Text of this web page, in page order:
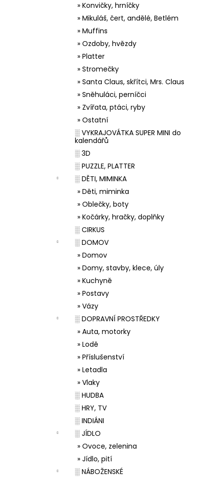
» Konvičky, hrníčky
» Mikuláš, čert, andělé, Betlém
» Muffins
» Ozdoby, hvězdy
» Platter
» Stromečky
» Santa Claus, skřítci, Mrs. Claus
» Sněhuláci, perníčci
» Zvířata, ptáci, ryby
» Ostatní
░ VYKRAJOVÁTKA SUPER MINI do
kalendářů
░ 3D
░ PUZZLE, PLATTER
░ DĚTI, MIMINKA
» Děti, miminka
» Oblečky, boty
» Kočárky, hračky, doplňky
░ CIRKUS
░ DOMOV
» Domov
» Domy, stavby, klece, úly
» Kuchyně
» Postavy
» Vázy
░ DOPRAVNÍ PROSTŘEDKY
» Auta, motorky
» Lodě
» Příslušenství
» Letadla
» Vlaky
░ HUDBA
░ HRY, TV
░ INDIÁNI
░ JÍDLO
» Ovoce, zelenina
» Jídlo, pití
░ NÁBOŽENSKÉ